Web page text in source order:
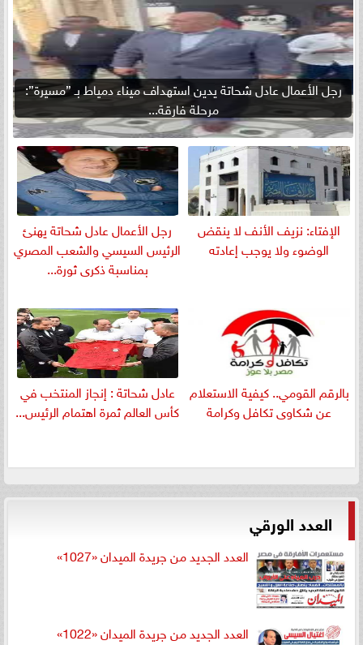
رجل الأعمال عادل شحاتة يدين استهداف ميناء دمياط بـ ”مسيرة”:
مرحلة فارقة...
الإفتاء: نزيف الأنف لا ينقض
الوضوء ولا يوجب إعادته
رجل الأعمال عادل شحاتة يهنئ
الرئيس السيسي والشعب المصري
بمناسبة ذكرى ثورة...
بالرقم القومي.. كيفية الاستعلام
عن شكاوى تكافل وكرامة
عادل شحاتة : إنجاز المنتخب في
كأس العالم ثمرة اهتمام الرئيس...
العدد الورقي
العدد الجديد من جريدة الميدان «1027»
العدد الجديد من جريدة الميدان «1022»